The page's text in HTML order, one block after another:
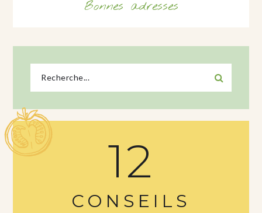
Bonnes adresses
12
CONSEILS